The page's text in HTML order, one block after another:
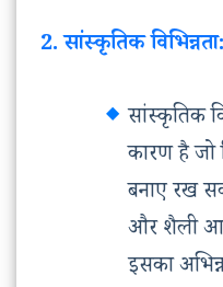
2. सांस्कृतिक विभिन्नता:
सांस्कृतिक
कारण है जो
बनाए रख
और शैली
इसका